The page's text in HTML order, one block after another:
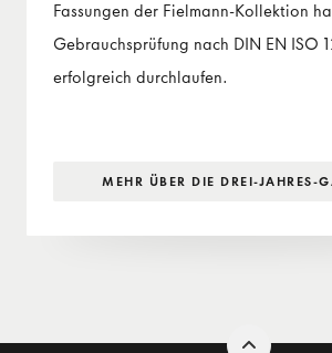
Fassungen der Fielmann-Kollektion
Gebrauchsprüfung nach DIN EN ISO
erfolgreich durchlaufen.
MEHR ÜBER DIE DREI-JAHRES-